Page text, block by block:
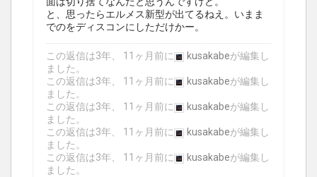
と、思ったらエルメス新型が出てるねえ。いまま
でのをディスコンにしただけかー。
この返信は3年、 11ヶ月前に kusakabeが編集し
ました。
この返信は3年、 11ヶ月前に
kusakabeが編集し
ました。
この返信は3年、 11ヶ月前に
kusakabeが編集し
ました。
この返信は3年、 11ヶ月前に
kusakabeが編集し
ました。
この返信は3年、 11ヶ月前に
kusakabeが編集し
ました。